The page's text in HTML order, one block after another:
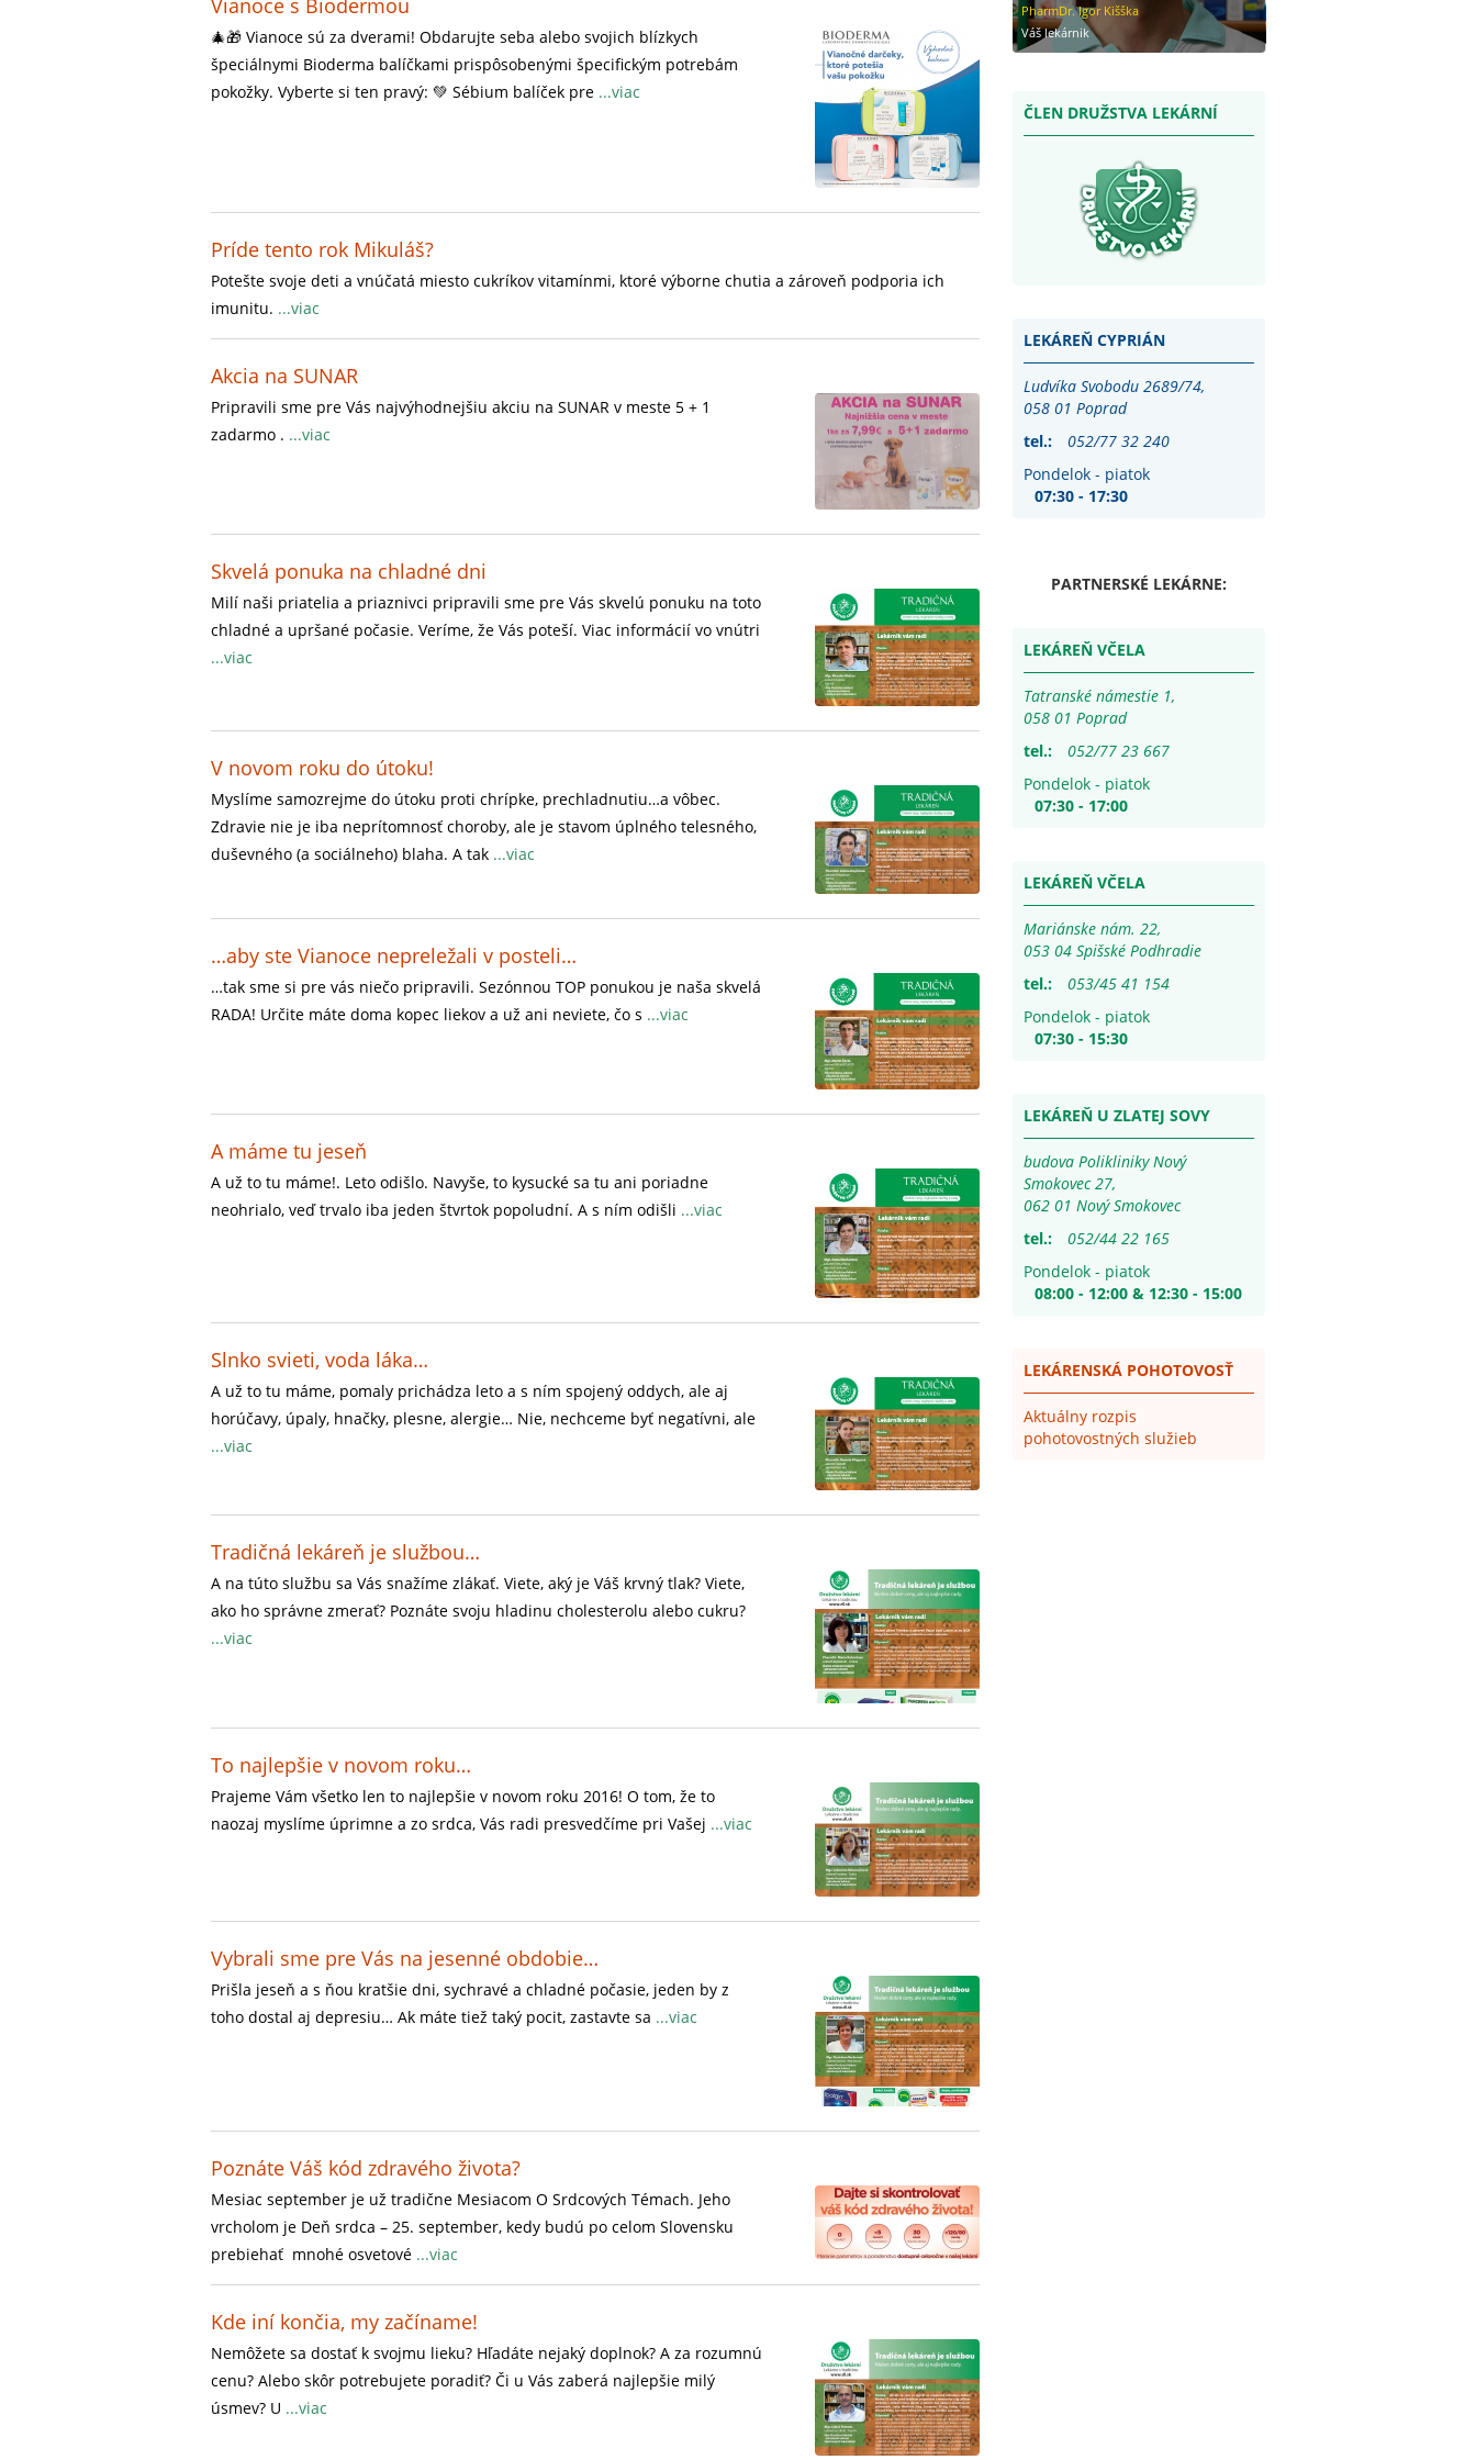
Vianoce s Biodermou
🎄🎁 Vianoce sú za dverami! Obdarujte seba alebo svojich blízkych
špeciálnymi Bioderma balíčkami prispôsobenými špecifickým potrebám
pokožky. Vyberte si ten pravý: 💚 Sébium balíček pre ...viac
Príde tento rok Mikuláš?
Potešte svoje deti a vnúčatá miesto cukríkov vitamínmi, ktoré výborne chutia a zároveň podporia ich
imunitu. ...viac
Akcia na SUNAR
Pripravili sme pre Vás najvýhodnejšiu akciu na SUNAR v meste 5 + 1
zadarmo . ...viac
Skvelá ponuka na chladné dni
Milí naši priatelia a priaznivci pripravili sme pre Vás skvelú ponuku na toto
chladné a upršané počasie. Veríme, že Vás poteší. Viac informácií vo vnútri
...viac
V novom roku do útoku!
Myslíme samozrejme do útoku proti chrípke, prechladnutiu…a vôbec.
Zdravie nie je iba neprítomnosť choroby, ale je stavom úplného telesného,
duševného (a sociálneho) blaha. A tak ...viac
…aby ste Vianoce nepreležali v posteli…
…tak sme si pre vás niečo pripravili. Sezónnou TOP ponukou je naša skvelá
RADA! Určite máte doma kopec liekov a už ani neviete, čo s ...viac
A máme tu jeseň
A už to tu máme!. Leto odišlo. Navyše, to kysucké sa tu ani poriadne
neohrialo, veď trvalo iba jeden štvrtok popoludní. A s ním odišli ...viac
Slnko svieti, voda láka…
A už to tu máme, pomaly prichádza leto a s ním spojený oddych, ale aj
horúčavy, úpaly, hnačky, plesne, alergie… Nie, nechceme byť negatívni, ale
...viac
Tradičná lekáreň je službou…
A na túto službu sa Vás snažíme zlákať. Viete, aký je Váš krvný tlak? Viete,
ako ho správne zmerať? Poznáte svoju hladinu cholesterolu alebo cukru?
...viac
To najlepšie v novom roku…
Prajeme Vám všetko len to najlepšie v novom roku 2016! O tom, že to
naozaj myslíme úprimne a zo srdca, Vás radi presvedčíme pri Vašej ...viac
Vybrali sme pre Vás na jesenné obdobie…
Prišla jeseň a s ňou kratšie dni, sychravé a chladné počasie, jeden by z
toho dostal aj depresiu… Ak máte tiež taký pocit, zastavte sa ...viac
Poznáte Váš kód zdravého života?
Mesiac september je už tradične Mesiacom O Srdcových Témach. Jeho
vrcholom je Deň srdca – 25. september, kedy budú po celom Slovensku
prebiehať mnohé osvetové ...viac
Kde iní končia, my začíname!
Nemôžete sa dostať k svojmu lieku? Hľadáte nejaký doplnok? A za rozumnú
cenu? Alebo skôr potrebujete poradiť? Či u Vás zaberá najlepšie milý
úsmev? U ...viac
PharmDr. Igor Kišška
Váš lekárnik
ČLEN DRUŽSTVA LEKÁRNÍ
LEKÁREŇ CYPRIÁN
Ludvíka Svobodu 2689/74,
058 01 Poprad
tel.:
052/77 32 240
Pondelok - piatok
07:30 - 17:30
PARTNERSKÉ LEKÁRNE:
LEKÁREŇ VČELA
Tatranské námestie 1,
058 01 Poprad
tel.:
052/77 23 667
Pondelok - piatok
07:30 - 17:00
LEKÁREŇ VČELA
Mariánske nám. 22,
053 04 Spišské Podhradie
tel.:
053/45 41 154
Pondelok - piatok
07:30 - 15:30
LEKÁREŇ U ZLATEJ SOVY
budova Polikliniky Nový
Smokovec 27,
062 01 Nový Smokovec
tel.:
052/44 22 165
Pondelok - piatok
08:00 - 12:00 & 12:30 - 15:00
LEKÁRENSKÁ POHOTOVOSŤ
Aktuálny rozpis
pohotovostných služieb